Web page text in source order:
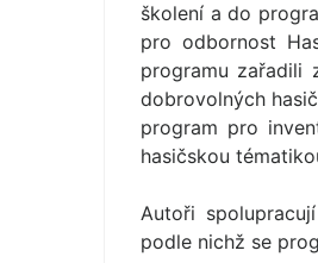
školení a do
pro odbornost
programu zařadili
dobrovolných
program pro
hasičskou
Autoři
podle nichž se